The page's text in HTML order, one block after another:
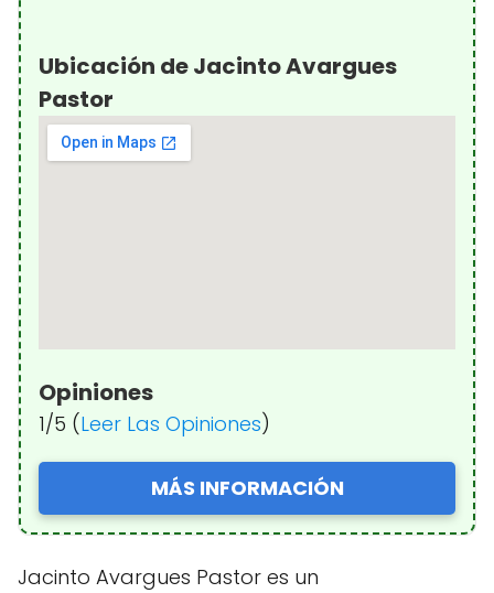
Ubicación de Jacinto Avargues
Pastor
Opiniones
1/5 (Leer Las Opiniones)
MÁS INFORMACIÓN
Jacinto Avargues Pastor es un